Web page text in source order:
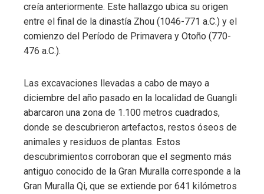
creía anteriormente. Este hallazgo ubica su origen
entre el final de la dinastía Zhou (1046-771 a.C.) y el
comienzo del Período de Primavera y Otoño (770-
476 a.C.).
Las excavaciones llevadas a cabo de mayo a
diciembre del año pasado en la localidad de Guangli
abarcaron una zona de 1.100 metros cuadrados,
donde se descubrieron artefactos, restos óseos de
animales y residuos de plantas. Estos
descubrimientos corroboran que el segmento más
antiguo conocido de la Gran Muralla corresponde a la
Gran Muralla Qi, que se extiende por 641 kilómetros